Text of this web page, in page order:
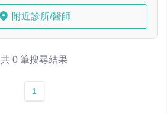
附近診所/醫師
共 0 筆搜尋結果
1